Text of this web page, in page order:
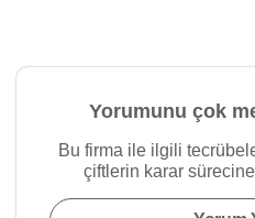
Yorumunu çok
Bu firma ile ilgili
çiftlerin karar